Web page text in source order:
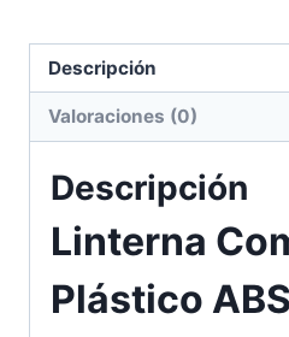
Descripción
Valoraciones (0)
Descripción
Linterna
Plástico